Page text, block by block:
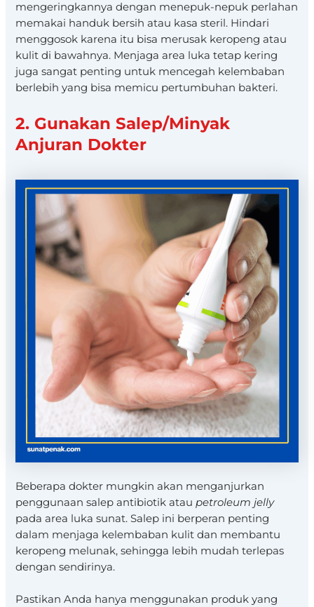
mengeringkannya dengan menepuk-nepuk perlahan
memakai handuk bersih atau kasa steril. Hindari
menggosok karena itu bisa merusak keropeng atau
kulit di bawahnya. Menjaga area luka tetap kering
juga sangat penting untuk mencegah kelembaban
berlebih yang bisa memicu pertumbuhan bakteri.
2. Gunakan Salep/Minyak
Anjuran Dokter
Beberapa dokter mungkin akan menganjurkan
penggunaan salep antibiotik ataupetroleum jelly
pada area luka sunat. Salep ini berperan penting
dalam menjaga kelembaban kulit dan membantu
keropeng melunak, sehingga lebih mudah terlepas
dengan sendirinya.
Pastikan Anda hanya menggunakan produk yang